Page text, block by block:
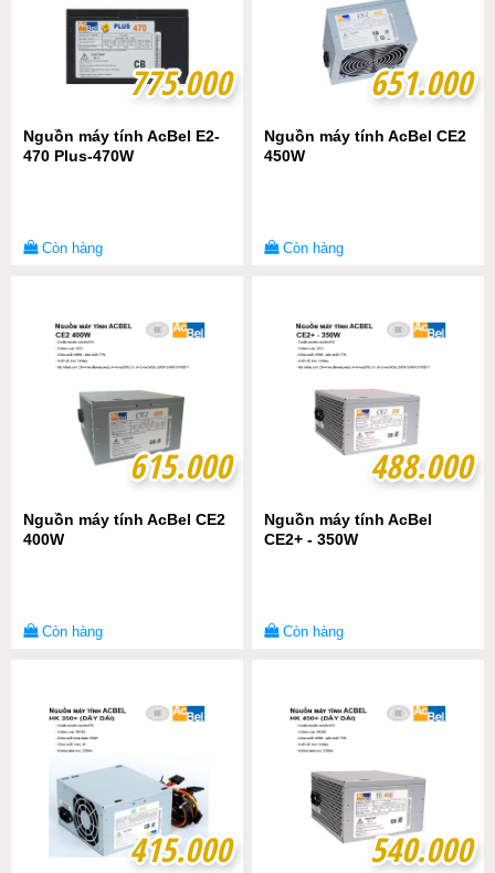
775.000
775.000
Nguồn máy tính AcBel E2-
470 Plus-470W
Còn hàng
651.000
651.000
Nguồn máy tính AcBel CE2
450W
Còn hàng
615.000
615.000
Nguồn máy tính AcBel CE2
400W
Còn hàng
488.000
488.000
Nguồn máy tính AcBel
CE2+ - 350W
Còn hàng
415.000
415.000 540.000
540.000